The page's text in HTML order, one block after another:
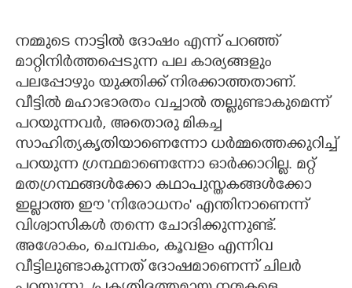
നമ്മുടെ നാട്ടിൽ ദോഷം എന്ന് പറഞ്ഞ്
മാറ്റിനിർത്തപ്പെടുന്ന പല കാര്യങ്ങളും
പലപ്പോഴും യുക്തിക്ക് നിരക്കാത്തതാണ്.
വീട്ടിൽ മഹാഭാരതം വച്ചാൽ തല്ലുണ്ടാകുമെന്ന്
പറയുന്നവർ, അതൊരു മികച്ച
സാഹിത്യകൃതിയാണെന്നോ ധർമ്മത്തെക്കുറിച്ച്
പറയുന്ന ഗ്രന്ഥമാണെന്നോ ഓർക്കാറില്ല. മറ്റ്
മതഗ്രന്ഥങ്ങൾക്കോ കഥാപുസ്തകങ്ങൾക്കോ
ഇല്ലാത്ത ഈ 'നിരോധനം' എന്തിനാണെന്ന്
വിശ്വാസികൾ തന്നെ ചോദിക്കുന്നുണ്ട്.
അശോകം, ചെമ്പകം, കൂവളം എന്നിവ
വീട്ടിലുണ്ടാകുന്നത് ദോഷമാണെന്ന് ചിലർ